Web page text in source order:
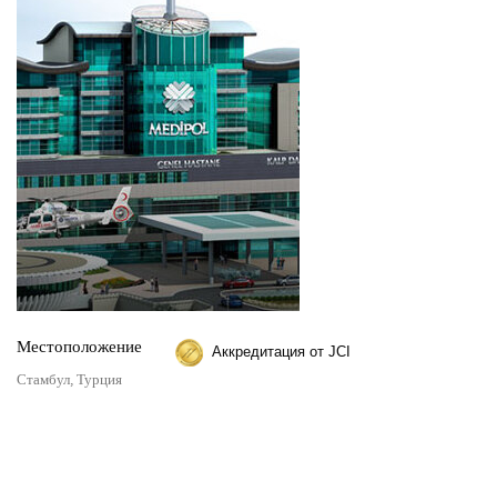
Местоположение
Стамбул, Турция
Аккредитация от JCI